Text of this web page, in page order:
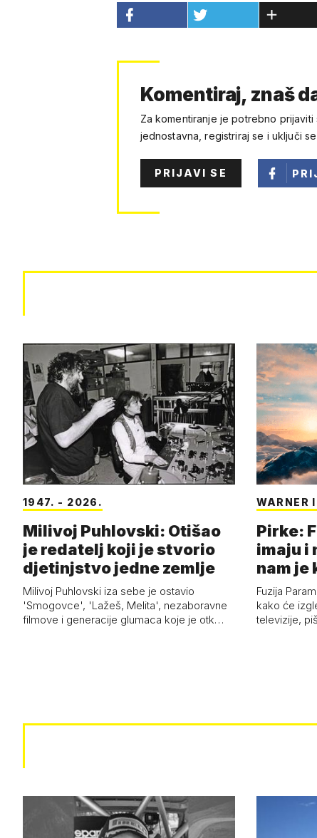
Komentiraj, znaš
Za komentiranje je potrebno prijaviti
jednostavna, registriraj se i uključi
PRIJAVI SE
1947. - 2026.
Milivoj Puhlovski: Otišao
je redatelj koji je stvorio
djetinjstvo jedne zemlje
Milivoj Puhlovski iza sebe je ostavio
'Smogovce', 'Lažeš, Melita', nezaboravne
filmove i generacije glumaca koje je otk…
WARNER
Pirke:
imaju i
nam je
Fuzija
kako će
televizije,